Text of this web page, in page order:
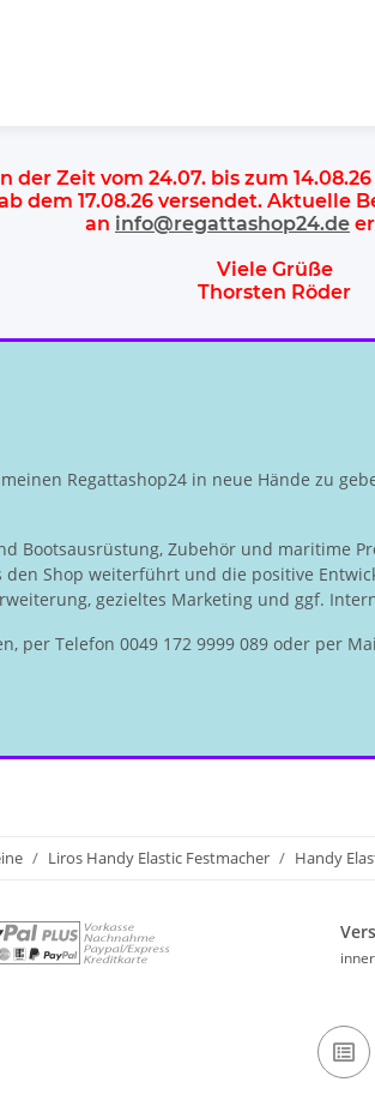
In der Zeit vom 24.07. bis zum
dem 17.08.26 versendet. Aktuelle
an info@regattashop24.de
Viele Grüße
Thorsten Röder
Regattashop24 in neue Hände zu
Bootsausrüstung, Zubehör und maritime
Shop weiterführt und die positive
gezieltes Marketing und ggf.
per Telefon 0049 172 9999 089 oder per
Liros Handy Elastic Festmacher Handy